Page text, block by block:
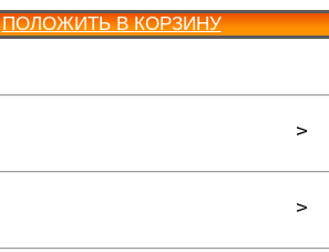
ПОЛОЖИТЬ В КОРЗИНУ